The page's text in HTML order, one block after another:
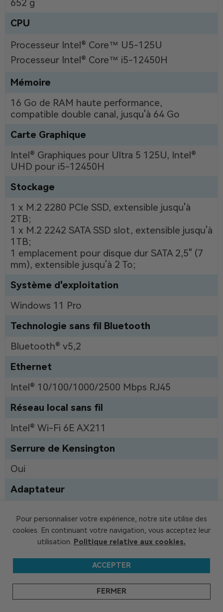
652 g
CPU
Processeur Intel® Core™ U5-125U
Processeur Intel® Core™ i5-12450H
Mémoire
16 Go de RAM haute performance,
compatible double canal, jusqu'à 64 Go
Carte Graphique
Intel® Graphiques pour Ultra 5 125U, Intel®
UHD pour i5-12450H
Stockage
1 x M.2 2280 PCIe SSD, extensible jusqu'à
2TB;
1 x M.2 2242 SATA SSD slot, extensible jusqu'à
1TB;
1 emplacement pour disque dur SATA 2,5" (7
mm), extensible jusqu'à 2 To;
Système d'exploitation
Windows 11 Pro
Technologie sans fil Bluetooth
Bluetooth® v5,2
Ethernet
Intel® 10/100/1000/2500 Mbps RJ45
Réseau local sans fil
Intel® Wi-Fi 6E AX211
Serrure de Kensington
Oui
Adaptateur
cordon AC géo-spécifique (IEC C5)
Ports d'E/S
3 x ports USB 3.2 Gen 2;
1 x port USB 2.0;
2 x ports USB4;
1 x lecteur de carte SD;
Pour personnaliser votre expérience, notre site utilise des
cookies. En continuant votre navigation, vous acceptez leur
utilisation. Politique relative aux cookies.
ACCEPTER
FERMER